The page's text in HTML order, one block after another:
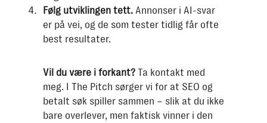
Følg utviklingen tett. Annonser i AI-svar
er på vei, og de som tester tidlig får ofte
best resultater.
Vil du være i forkant? Ta kontakt med
meg. I The Pitch sørger vi for at SEO og
betalt søk spiller sammen – slik at du ikke
bare overlever, men faktisk vinner i den